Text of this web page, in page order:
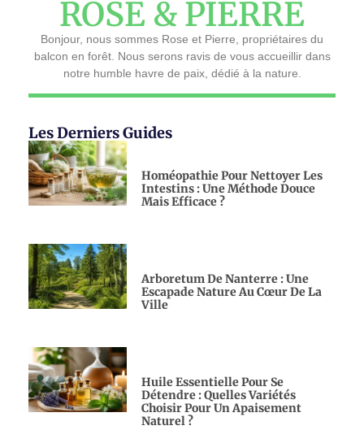
ROSE & PIERRE
Bonjour, nous sommes Rose et Pierre, propriétaires du
balcon en forêt. Nous serons ravis de vous accueillir dans
notre humble havre de paix, dédié à la nature.
Les Derniers Guides
Homéopathie Pour Nettoyer Les
Intestins : Une Méthode Douce
Mais Efficace ?
Arboretum De Nanterre : Une
Escapade Nature Au Cœur De La
Ville
Huile Essentielle Pour Se
Détendre : Quelles Variétés
Choisir Pour Un Apaisement
Naturel ?